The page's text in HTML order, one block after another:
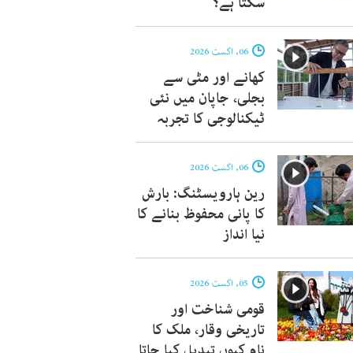
06, اگست 2026
کھانے اور مٹی سے
بجلی، جاپان میں نئی
ٹیکنالوجی کا تجربہ
06, اگست 2026
رین ہارویسٹنگ: بارش
کا پانی محفوظ بنانے کا
نیا انداز
05, اگست 2026
قومی شناخت اور
تاریخی وقار، ملک کا